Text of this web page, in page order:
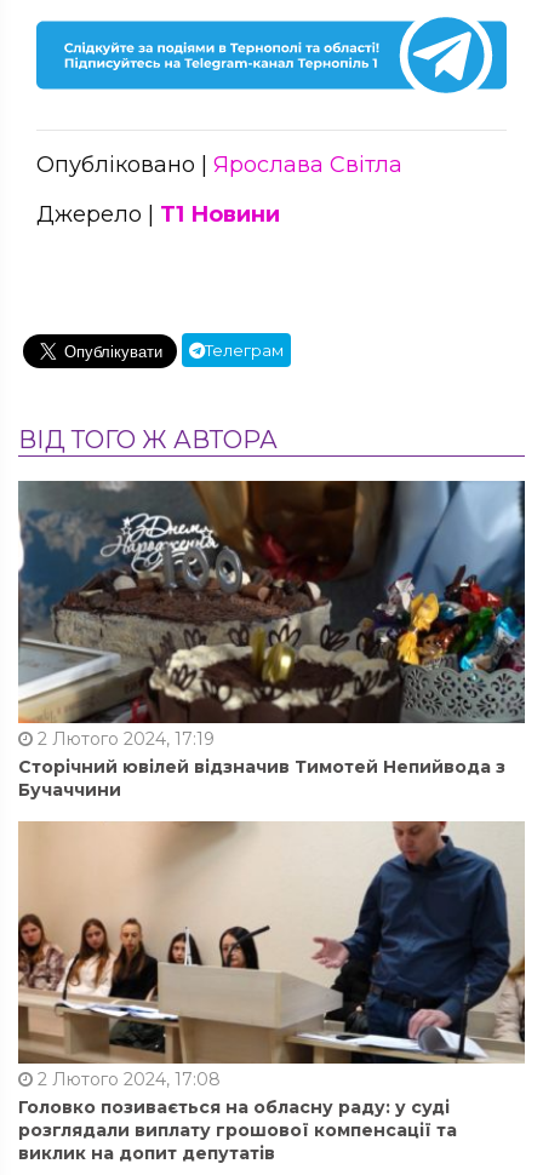
Опубліковано | Ярослава Світла
Джерело | Т1 Новини
Телеграм
ВІД ТОГО Ж АВТОРА
2 Лютого 2024, 17:19
Сторічний ювілей відзначив Тимотей Непийвода з
Бучаччини
2 Лютого 2024, 17:08
Головко позивається на обласну раду: у суді
розглядали виплату грошової компенсації та
виклик на допит депутатів